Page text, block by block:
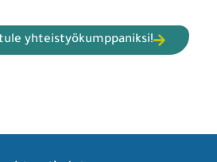
yhteistyökumppaniksi!